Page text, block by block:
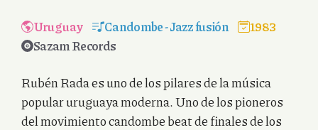
Uruguay Candombe-Jazz fusión
1983
Sazam Records
Rubén Rada es uno de los pilares de la música
popular uruguaya moderna. Uno de los pioneros
del movimiento candombe beat de finales de los